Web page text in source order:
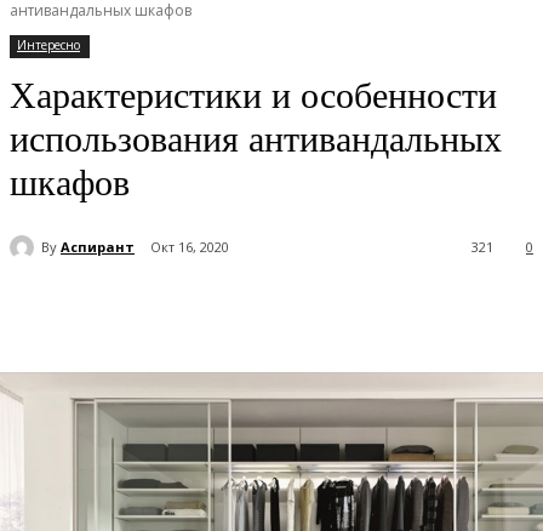
антивандальных шкафов
Интересно
Характеристики и особенности
использования антивандальных
шкафов
By Аспирант Окт 16, 2020 0
321